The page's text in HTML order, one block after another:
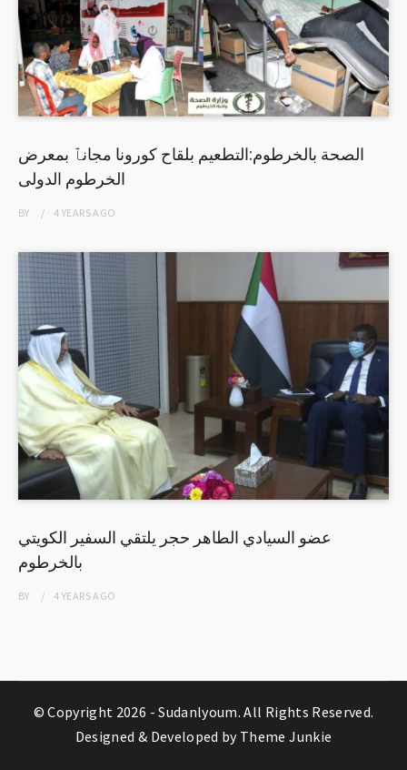
الصحة بالخرطوم:التطعيم بلقاح كورونا مجانٱ بمعرض
الخرطوم الدولى
BY 4 YEARSAGO
عضو السيادي الطاهر حجر يلتقي السفير الكويتي
بالخرطوم
BY 4 YEARSAGO
© Copyright 2026 -Sudanlyoum. All Rights Reserved.
Designed & Developed by Theme Junkie